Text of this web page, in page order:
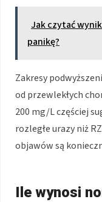
Jak czytać
panikę?
Zakresy
od przewlekłych
200 mg/L częściej
rozległe urazy niż
objawów są
Ile wynosi